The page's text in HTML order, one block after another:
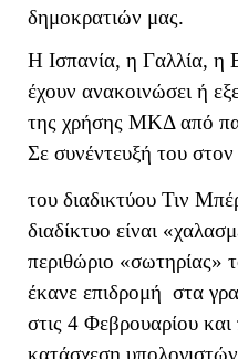
δημοκρατιών μας.
Η Ισπανία, η Γαλλία, η
έχουν ανακοινώσει ή
της χρήσης ΜΚΔ από
Σε συνέντευξή του στον
του διαδικτύου Τιν
διαδίκτυο είναι
περιθώριο «σωτηρίας»
έκανε επιδρομή στα
στις 4 Φεβρουαρίου
κατάσχεση